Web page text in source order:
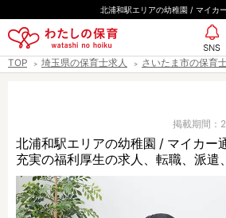
ー
の
北浦和駅エリアの幼稚園 / マイカ
SNS
TOP 埼玉県の保育士求人 さいたま市の保育
掲載期間：
北浦和駅エリアの幼稚園 / マイカー
充実の福利厚生の求人、転職、派遣
都道府県
雇用形態